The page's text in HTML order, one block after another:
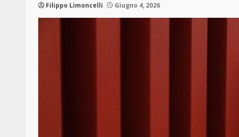
Filippo Limoncelli Giugno 4, 2026